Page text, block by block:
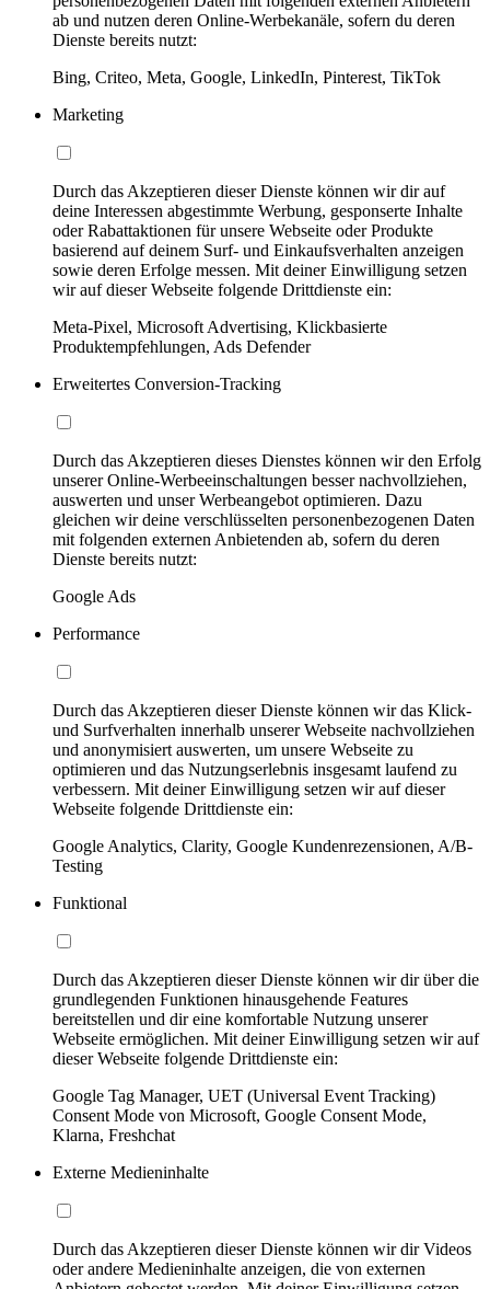
ab und nutzen deren Online-Werbekanäle, sofern du deren
Dienste bereits nutzt:
Bing, Criteo, Meta, Google, LinkedIn, Pinterest, TikTok
Marketing
Durch das Akzeptieren dieser Dienste können wir dir auf
deine Interessen abgestimmte Werbung, gesponserte Inhalte
oder Rabattaktionen für unsere Webseite oder Produkte
basierend auf deinem Surf- und Einkaufsverhalten anzeigen
sowie deren Erfolge messen. Mit deiner Einwilligung setzen
wir auf dieser Webseite folgende Drittdienste ein:
Meta-Pixel, Microsoft Advertising, Klickbasierte
Produktempfehlungen, Ads Defender
Erweitertes Conversion-Tracking
Durch das Akzeptieren dieses Dienstes können wir den Erfolg
unserer Online-Werbeeinschaltungen besser nachvollziehen,
auswerten und unser Werbeangebot optimieren. Dazu
gleichen wir deine verschlüsselten personenbezogenen Daten
mit folgenden externen Anbietenden ab, sofern du deren
Dienste bereits nutzt:
Google Ads
Performance
Durch das Akzeptieren dieser Dienste können wir das Klick-
und Surfverhalten innerhalb unserer Webseite nachvollziehen
und anonymisiert auswerten, um unsere Webseite zu
optimieren und das Nutzungserlebnis insgesamt laufend zu
verbessern. Mit deiner Einwilligung setzen wir auf dieser
Webseite folgende Drittdienste ein:
Google Analytics, Clarity, Google Kundenrezensionen, A/B-
Testing
Funktional
Durch das Akzeptieren dieser Dienste können wir dir über die
grundlegenden Funktionen hinausgehende Features
bereitstellen und dir eine komfortable Nutzung unserer
Webseite ermöglichen. Mit deiner Einwilligung setzen wir auf
dieser Webseite folgende Drittdienste ein:
Google Tag Manager, UET (Universal Event Tracking)
Consent Mode von Microsoft, Google Consent Mode,
Klarna, Freshchat
Externe Medieninhalte
Durch das Akzeptieren dieser Dienste können wir dir Videos
oder andere Medieninhalte anzeigen, die von externen